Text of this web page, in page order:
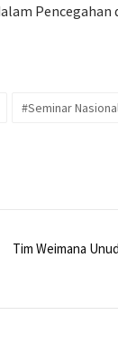
#Seminar
Tim Weimana